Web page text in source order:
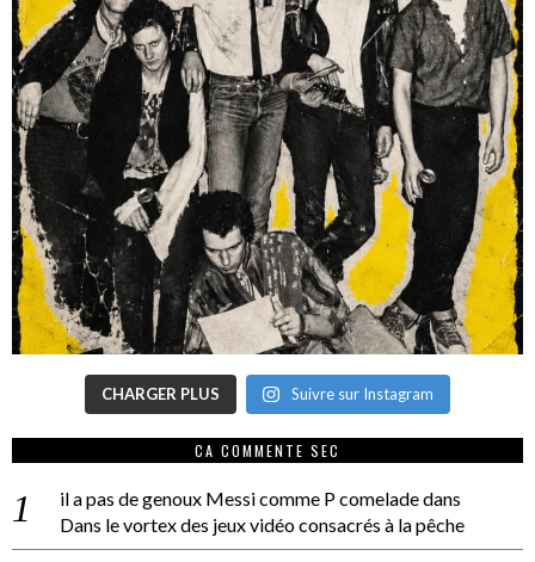
CHARGER PLUS Suivre sur Instagram
CA COMMENTE SEC
il a pas de genoux Messi comme P comeladedans
Dans le vortex des jeux vidéo consacrés à la pêche